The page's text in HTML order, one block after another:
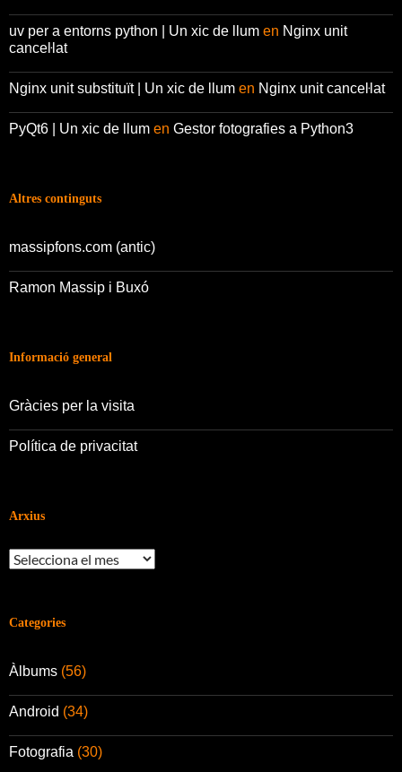
uv per a entorns python | Un xic de llum en Nginx unit
canceŀlat
Nginx unit substituït | Un xic de llum en Nginx unit canceŀlat
PyQt6 | Un xic de llum en Gestor fotografies a Python3
Altres continguts
massipfons.com (antic)
Ramon Massip i Buxó
Informació general
Gràcies per la visita
Política de privacitat
Arxius
Arxius
Categories
Àlbums (56)
Android (34)
Fotografia (30)